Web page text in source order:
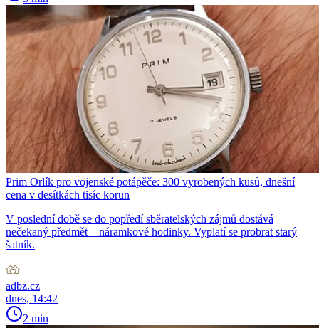
Prim Orlík pro vojenské potápěče: 300 vyrobených kusů, dnešní
cena v desítkách tisíc korun
V poslední době se do popředí sběratelských zájmů dostává
nečekaný předmět – náramkové hodinky. Vyplatí se probrat starý
šatník.
adbz.cz
dnes, 14:42
2 min